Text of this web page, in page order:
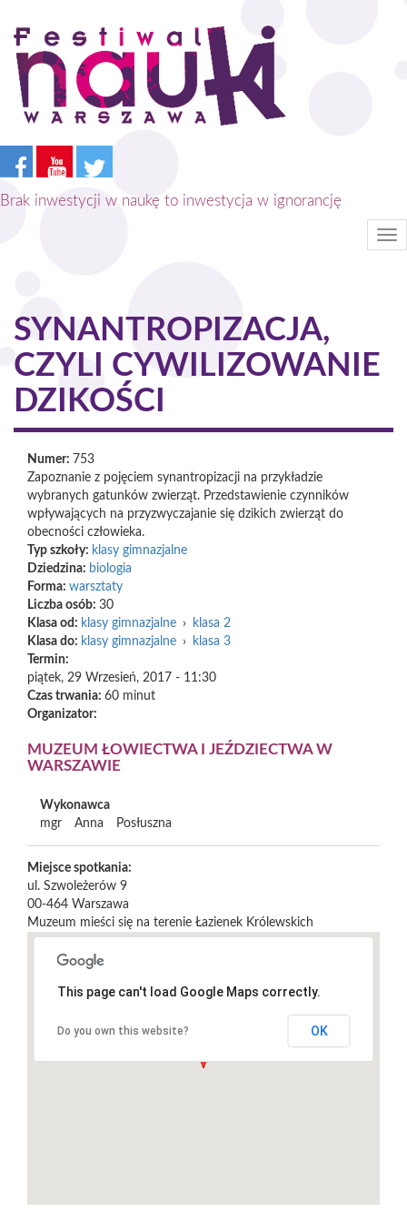
Przejdź
treści
Brak inwestycji w naukę to inwestycja w ignorancję
SYNANTROPIZACJA,
CZYLI CYWILIZOWANIE
DZIKOŚCI
Numer: 753
Zapoznanie z pojęciem synantropizacji na przykładzie
wybranych gatunków zwierząt. Przedstawienie czynników
wpływających na przyzwyczajanie się dzikich zwierząt do
obecności człowieka.
Typ szkoły: klasy gimnazjalne
Dziedzina: biologia
Forma: warsztaty
Liczba osób: 30
Klasa od: klasy gimnazjalne ›
klasa 2
Klasa do: klasy gimnazjalne ›
klasa 3
Termin:
piątek, 29 Wrzesień, 2017 - 11:30
Czas trwania: 60 minut
Organizator:
MUZEUM ŁOWIECTWA I JEŹDZIECTWA W
WARSZAWIE
Wykonawca
mgr
Anna Posłuszna
Miejsce spotkania:
ul. Szwoleżerów 9
00-464 Warszawa
Muzeum mieści się na terenie Łazienek Królewskich
This page can't load Google Maps correctly.
Do you own this website? OK